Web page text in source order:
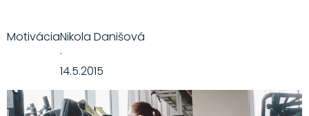
MotiváciaNikola Danišová
·
14.5.2015